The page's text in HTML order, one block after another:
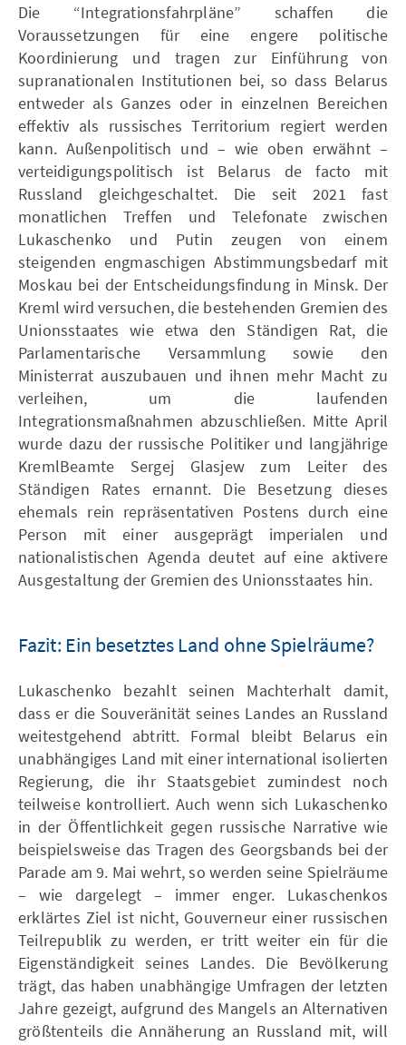
Die “Integrationsfahrpläne” schaffen die
Voraussetzungen für eine engere politische
Koordinierung und tragen zur Einführung von
supranationalen Institutionen bei, so dass Belarus
entweder als Ganzes oder in einzelnen Bereichen
effektiv als russisches Territorium regiert werden
kann. Außenpolitisch und – wie oben erwähnt –
verteidigungspolitisch ist Belarus de facto mit
Russland gleichgeschaltet. Die seit 2021 fast
monatlichen Treffen und Telefonate zwischen
Lukaschenko und Putin zeugen von einem
steigenden engmaschigen Abstimmungsbedarf mit
Moskau bei der Entscheidungsfindung in Minsk. Der
Kreml wird versuchen, die bestehenden Gremien des
Unionsstaates wie etwa den Ständigen Rat, die
Parlamentarische Versammlung sowie den
Ministerrat auszubauen und ihnen mehr Macht zu
verleihen, um die laufenden
Integrationsmaßnahmen abzuschließen. Mitte April
wurde dazu der russische Politiker und langjährige
KremlBeamte Sergej Glasjew zum Leiter des
Ständigen Rates ernannt. Die Besetzung dieses
ehemals rein repräsentativen Postens durch eine
Person mit einer ausgeprägt imperialen und
nationalistischen Agenda deutet auf eine aktivere
Ausgestaltung der Gremien des Unionsstaates hin.
Fazit: Ein besetztes Land ohne Spielräume?
Lukaschenko bezahlt seinen Machterhalt damit,
dass er die Souveränität seines Landes an Russland
weitestgehend abtritt. Formal bleibt Belarus ein
unabhängiges Land mit einer international isolierten
Regierung, die ihr Staatsgebiet zumindest noch
teilweise kontrolliert. Auch wenn sich Lukaschenko
in der Öffentlichkeit gegen russische Narrative wie
beispielsweise das Tragen des Georgsbands bei der
Parade am 9. Mai wehrt, so werden seine Spielräume
– wie dargelegt – immer enger. Lukaschenkos
erklärtes Ziel ist nicht, Gouverneur einer russischen
Teilrepublik zu werden, er tritt weiter ein für die
Eigenständigkeit seines Landes. Die Bevölkerung
trägt, das haben unabhängige Umfragen der letzten
Jahre gezeigt, aufgrund des Mangels an Alternativen
größtenteils die Annäherung an Russland mit, will